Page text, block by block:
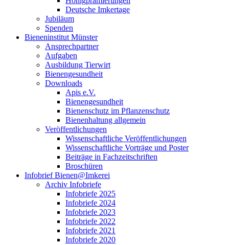
Deutsche Imkertage
Jubiläum
Spenden
Bieneninstitut Münster
Ansprechpartner
Aufgaben
Ausbildung Tierwirt
Bienengesundheit
Downloads
Apis e.V.
Bienengesundheit
Bienenschutz im Pflanzenschutz
Bienenhaltung allgemein
Veröffentlichungen
Wissenschaftliche Veröffentlichungen
Wissenschaftliche Vorträge und Poster
Beiträge in Fachzeitschriften
Broschüren
Infobrief Bienen@Imkerei
Archiv Infobriefe
Infobriefe 2025
Infobriefe 2024
Infobriefe 2023
Infobriefe 2022
Infobriefe 2021
Infobriefe 2020